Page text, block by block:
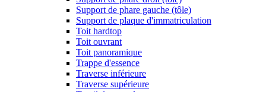
Support de phare gauche (tôle)
Support de plaque d'immatriculation
Toit hardtop
Toit ouvrant
Toit panoramique
Trappe d'essence
Traverse inférieure
Traverse supérieure